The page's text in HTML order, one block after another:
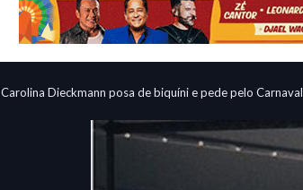
Carolina Dieckmann posa de biquíni e pede pelo Carnaval